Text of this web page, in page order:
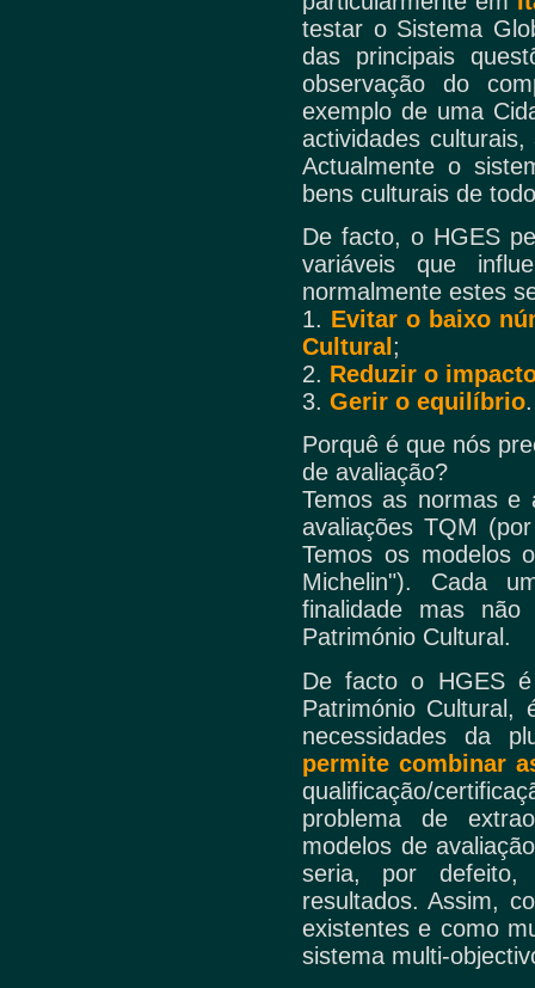
testar o Sistema
das principais
observação do
exemplo de uma
actividades
Actualmente o
bens culturais de
De facto, o HGES
variáveis que
normalmente estes
1. Evitar o baixo
Cultural ;
2. Reduzir o
3. Gerir o equilíbrio.
Porquê é que nós
de avaliação?
Temos as normas e
avaliações TQM
Temos os modelos
Michelin"). Cada
finalidade mas
Património Cultural.
De facto o HGES
Património Cultural,
necessidades da
permite combinar
qualificação/
problema de
modelos de
seria, por
resultados. Assim,
existentes e como
sistema multi-